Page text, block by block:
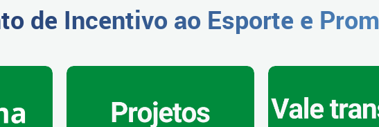
de Incentivo ao Esporte e